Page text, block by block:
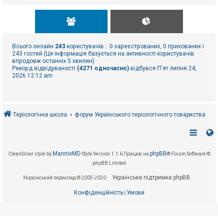
Всього онлайн 243 користувачів :: 0 зареєстрованих, 0 прихованих і
243 гостей (Ця інформація базується на активності користувачів
впродовж останніх 5 хвилин)
Рекорд відвідуваності (4271 одночасно) відбувся П'ят липня 24,
2026 12:12 am
Теріологічна школа форум Українського теріологічного товариства
CleanSilver style by MannixMD Style Version 1.1.6 Працює на phpBB® Forum Software ©
phpBB Limited
Український переклад © 2005-2020 Українська підтримка phpBB
Конфіденційність| Умови